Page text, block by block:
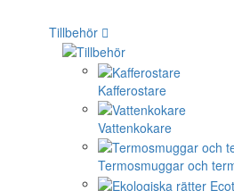
Tillbehör
Kafferostare
Vattenkokare
Termosmuggar och